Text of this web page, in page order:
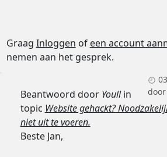
Graag Inloggen of een account
nemen aan het gesprek.
Beantwoord door Youllin
topic Website gehackt?
niet uit te voeren.
Beste Jan,